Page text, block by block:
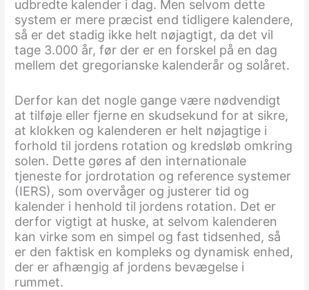
udbredte kalender i dag. Men selvom dette
system er mere præcist end tidligere kalendere,
så er det stadig ikke helt nøjagtigt, da det vil
tage 3.000 år, før der er en forskel på en dag
mellem det gregorianske kalenderår og solåret.
Derfor kan det nogle gange være nødvendigt
at tilføje eller fjerne en skudsekund for at sikre,
at klokken og kalenderen er helt nøjagtige i
forhold til jordens rotation og kredsløb omkring
solen. Dette gøres af den internationale
tjeneste for jordrotation og reference systemer
(IERS), som overvåger og justerer tid og
kalender i henhold til jordens rotation. Det er
derfor vigtigt at huske, at selvom kalenderen
kan virke som en simpel og fast tidsenhed, så
er den faktisk en kompleks og dynamisk enhed,
der er afhængig af jordens bevægelse i
rummet.